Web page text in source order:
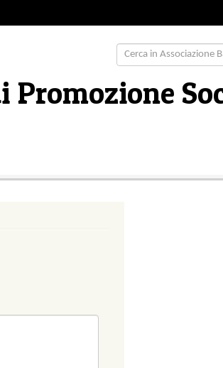
Promozione